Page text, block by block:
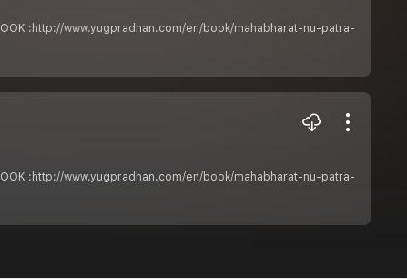
:http://www.yugpradhan.com/en/book/mahabharat-nu-patra-
:http://www.yugpradhan.com/en/book/mahabharat-nu-patra-